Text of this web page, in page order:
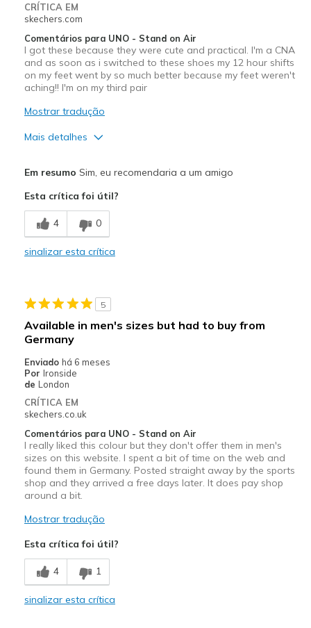
Gym
Jogging
Travel
Sizing
Feels true to size
View On Shoes
Shoes are for Wearing
CRÍTICA EM
skechers.com
Comentários para UNO - Stand on Air
I got these because they were cute and practical. I'm a CNA
and as soon as i switched to these shoes my 12 hour shifts
on my feet went by so much better because my feet weren't
aching!! I'm on my third pair
Mostrar tradução
Mais detalhes
Breathe Well
Comfortable
work
Width
Sizing
View On Shoes
Em resumo Sim, eu recomendaria a um amigo
Esta crítica foi útil?
4 0
sinalizar esta crítica
5
Available in men's sizes but had to buy from
Germany
Enviado há 6 meses
Por Ironside
de London
CRÍTICA EM
skechers.co.uk
Comentários para UNO - Stand on Air
I really liked this colour but they don't offer them in men's
sizes on this website. I spent a bit of time on the web and
found them in Germany. Posted straight away by the sports
shop and they arrived a free days later. It does pay shop
around a bit.
Mostrar tradução
Esta crítica foi útil?
4 1
sinalizar esta crítica